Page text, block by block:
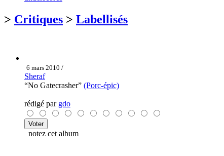
> Critiques > Labellisés
6 mars 2010 /
Sheraf
“No Gatecrasher” (Porc-épic)
rédigé par gdo
notez cet album